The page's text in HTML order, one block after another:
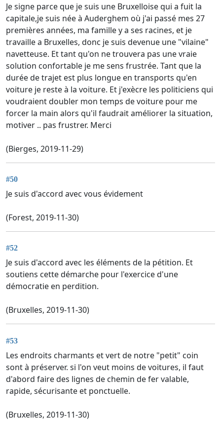
Je signe parce que je suis une Bruxelloise qui a fuit la
capitale,je suis née à Auderghem où j'ai passé mes 27
premières années, ma famille y a ses racines, et je
travaille a Bruxelles, donc je suis devenue une "vilaine"
navetteuse. Et tant qu'on ne trouvera pas une vraie
solution confortable je me sens frustrée. Tant que la
durée de trajet est plus longue en transports qu'en
voiture je reste à la voiture. Et j'exècre les politiciens qui
voudraient doubler mon temps de voiture pour me
forcer la main alors qu'il faudrait améliorer la situation,
motiver .. pas frustrer. Merci
(Bierges, 2019-11-29)
#50
Je suis d'accord avec vous évidement
(Forest, 2019-11-30)
#52
Je suis d'accord avec les éléments de la pétition. Et
soutiens cette démarche pour l'exercice d'une
démocratie en perdition.
(Bruxelles, 2019-11-30)
#53
Les endroits charmants et vert de notre "petit" coin
sont à préserver. si l'on veut moins de voitures, il faut
d'abord faire des lignes de chemin de fer valable,
rapide, sécurisante et ponctuelle.
(Bruxelles, 2019-11-30)